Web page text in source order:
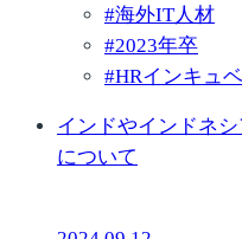
#海外IT人材
#2023年卒
#HRインキュ
インドやインドネ
について